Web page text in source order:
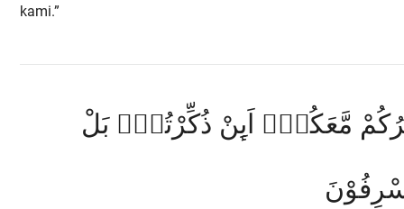
kami.”
مَّعَكُمْۗ اَىِٕنْ ذُكِّرْتُمْۗ بَلْ